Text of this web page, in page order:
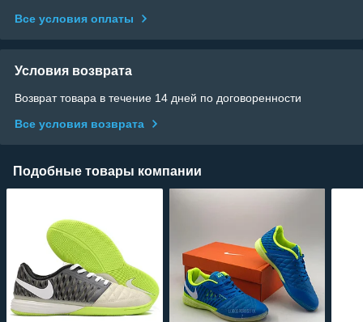
Все условия оплаты
Условия возврата
Возврат товара в течение 14 дней по договоренности
Все условия возврата
Подобные товары компании